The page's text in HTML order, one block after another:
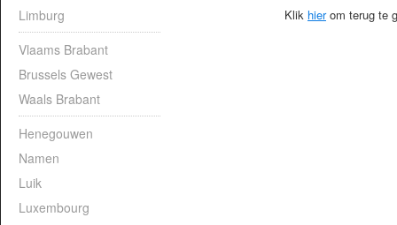
Limburg
Vlaams Brabant
Brussels Gewest
Waals Brabant
Henegouwen
Namen
Luik
Luxembourg
Klik hierom terug te